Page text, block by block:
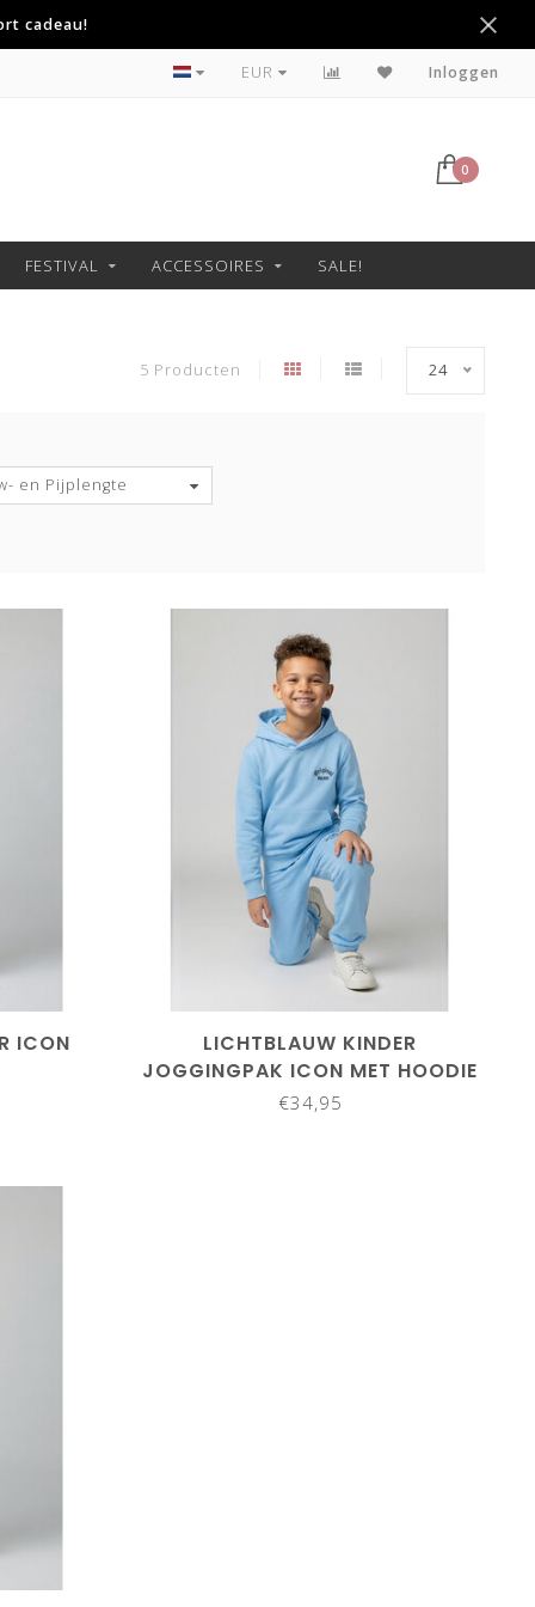
cadeau!
Niet goed geld terug
EUR Inloggen
0
FESTIVAL ACCESSOIRES SALE!
5 Producten 24
en Pijplengte
ICON
LICHTBLAUW KINDER
JOGGINGPAK ICON MET HOODIE
€34,95